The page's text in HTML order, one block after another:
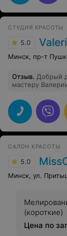
СТУДИЯ КРАСОТЫ
5.0
Минск, пр-т
Отзыв. Добрый
мастеру
татуаж бровей и
Валерии.
технике. Брови
восхищению
Валерия ,
САЛОН КРАСОТЫ
5.0
Минск, ул.
(короткие)
Цена по